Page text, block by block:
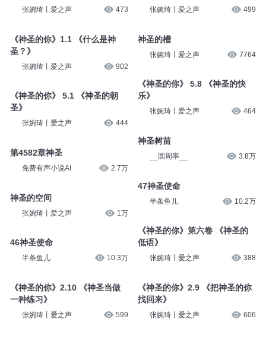
张婉琦丨爱之声 473
《神圣的你》1.1 《什么是神
圣？》
张婉琦丨爱之声 902
《神圣的你》 5.1 《神圣的朝
圣》
张婉琦丨爱之声 444
第4582章神圣
免费有声小说AI 2.7万
神圣的空间
张婉琦丨爱之声 1万
46神圣使命
半条鱼儿 10.3万
《神圣的你》2.10 《神圣当做
一种练习》
张婉琦丨爱之声 599
张婉琦丨爱之声 499
神圣的槽
张婉琦丨爱之声 7764
《神圣的你》 5.8 《神圣的快
乐》
张婉琦丨爱之声 464
神圣树苗
__圆周率__ 3.8万
47神圣使命
半条鱼儿 10.2万
《神圣的你》第六卷 《神圣的
低语》
张婉琦丨爱之声 388
《神圣的你》2.9 《把神圣的你
找回来》
张婉琦丨爱之声 606